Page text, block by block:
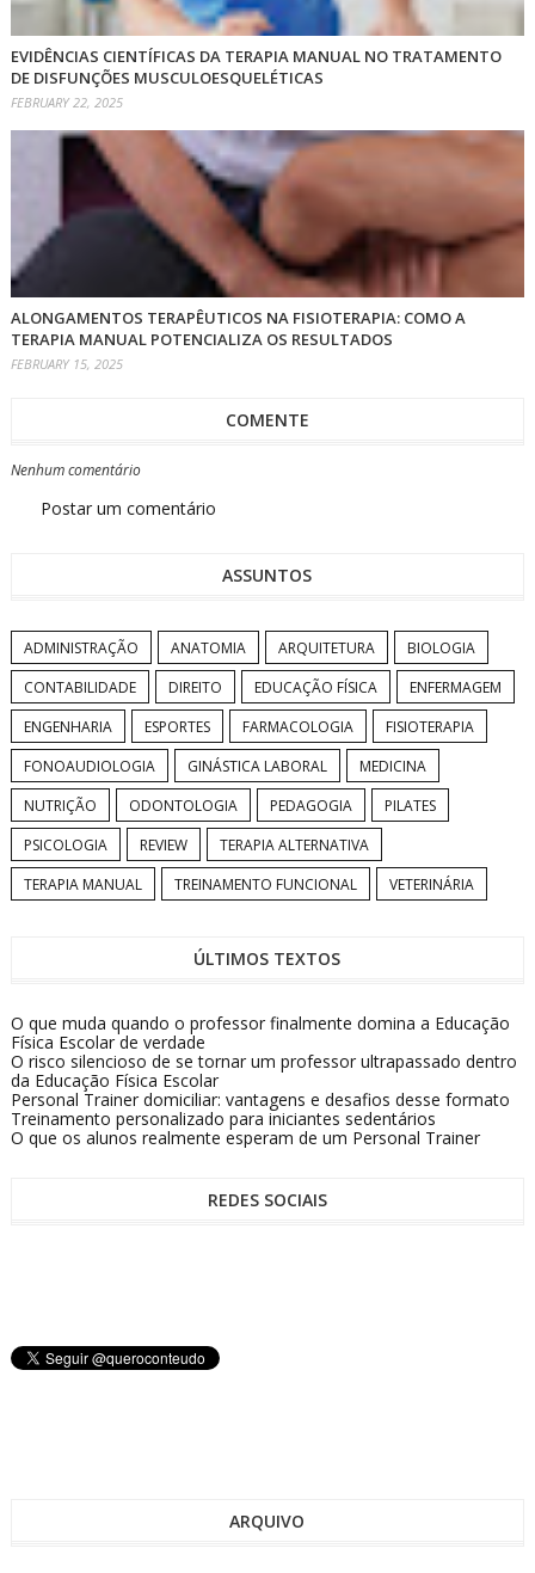
EVIDÊNCIAS CIENTÍFICAS DA TERAPIA MANUAL NO TRATAMENTO
DE DISFUNÇÕES MUSCULOESQUELÉTICAS
FEBRUARY 22, 2025
ALONGAMENTOS TERAPÊUTICOS NA FISIOTERAPIA: COMO A
TERAPIA MANUAL POTENCIALIZA OS RESULTADOS
FEBRUARY 15, 2025
COMENTE
Nenhum comentário
Postar um comentário
ASSUNTOS
ADMINISTRAÇÃO ANATOMIA ARQUITETURA
BIOLOGIA
CONTABILIDADE
DIREITO EDUCAÇÃO FÍSICA
ENFERMAGEM
ENGENHARIA
ESPORTES FARMACOLOGIA
FISIOTERAPIA
FONOAUDIOLOGIA
GINÁSTICA LABORAL
MEDICINA
NUTRIÇÃO
ODONTOLOGIA PEDAGOGIA
PILATES
PSICOLOGIA
REVIEW
TERAPIA ALTERNATIVA
TERAPIA MANUAL
TREINAMENTO FUNCIONAL VETERINÁRIA
ÚLTIMOS TEXTOS
O que muda quando o professor finalmente domina a Educação
Física Escolar de verdade
O risco silencioso de se tornar um professor ultrapassado dentro
da Educação Física Escolar
Personal Trainer domiciliar: vantagens e desafios desse formato
Treinamento personalizado para iniciantes sedentários
O que os alunos realmente esperam de um Personal Trainer
REDES SOCIAIS
ARQUIVO